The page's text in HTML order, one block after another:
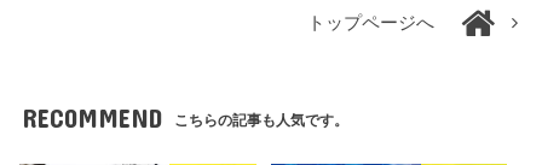
トップページへ
RECOMMEND こちらの記事も人気です。